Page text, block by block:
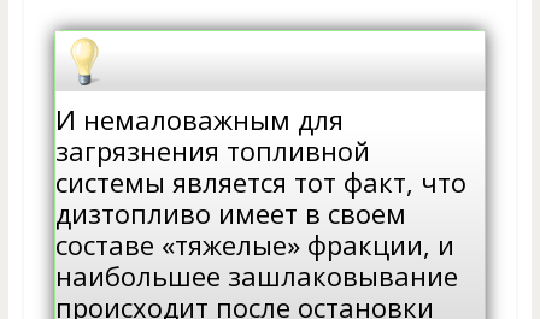
И немаловажным для
загрязнения топливной
системы является тот факт, что
дизтопливо имеет в своем
составе «тяжелые» фракции, и
наибольшее зашлаковывание
происходит после остановки